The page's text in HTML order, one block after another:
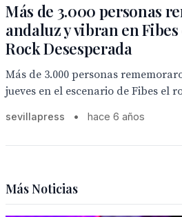
Más de 3.000 personas
andaluz y vibran en
Rock Desesperada
Más de 3.000 personas
jueves en el escenario de Fibes el
sevillapress • hace 6 años
Más Noticias